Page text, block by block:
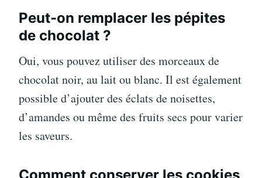
Peut-on remplacer les pépites
de chocolat ?
Oui, vous pouvez utiliser des morceaux de
chocolat noir, au lait ou blanc. Il est également
possible d’ajouter des éclats de noisettes,
d’amandes ou même des fruits secs pour varier
les saveurs.